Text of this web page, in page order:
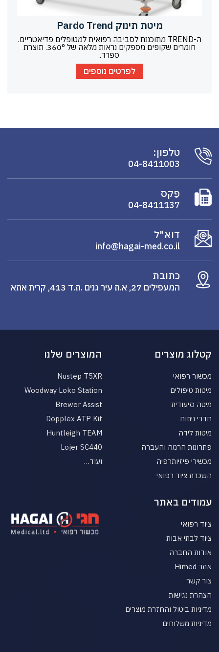
מיטת תינוק Pardo Trend
ה-TREND מתוכננת לסביבה רפואית למטופלים פדיאטריים.
חומרים שקופים מספקים נראות מלאה של 360°. תוצרת
ספרד.
לפרטים נוספים
טלפון:
04-8411003
פַקס
04-8411137
דוא"ל
info@hagai-med.co.il
כתובת
המעפילים 27, א.ת עיר גנים .ת.ד 413, קרית אתא
קטלוג מוצרים
מכשור רפואי
מיטות טיפולים
מיטה סיעודית
חדרי ניתוח
מיטות לידה
פתרונות הרמה והעברה
מכשירי פיזיותרפיה
השכרת ציוד רפואי
המוצרים שלנו
Nustep T5XR
Woodway Loko Station
Brewer Assist
Dopplex ATP Kit
Huntleigh TEAM
Lojer SC440
ועוד…
עמודים באתר
ציוד רפואי
ציוד לבתי אבות
אודות החברה
אתר Himed
צור קשר
הצהרת נגישות
מדיניות ביטול והחזרת מוצרים
מדיניות משלוחים